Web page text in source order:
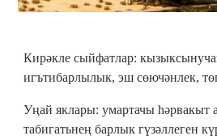
Кирәкле сыйфатлар:
игътибарлылык, эш сөючәнлек,
Уңай яклары: умартачы һәрвакыт
табигатьнең барлык гүзәллеген